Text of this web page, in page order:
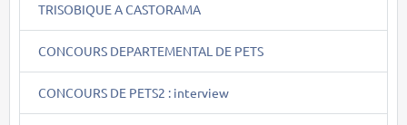
TRISOBIQUE A CASTORAMA
CONCOURS DEPARTEMENTAL DE PETS
CONCOURS DE PETS2 : interview